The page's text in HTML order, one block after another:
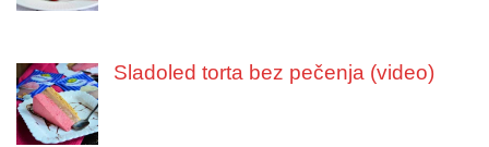
Sladoled torta bez pečenja (video)